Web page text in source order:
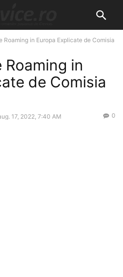
Roaming in Europa Explicate de Comisia
in
de Comisia
17, 2022, 7:40 AM 0